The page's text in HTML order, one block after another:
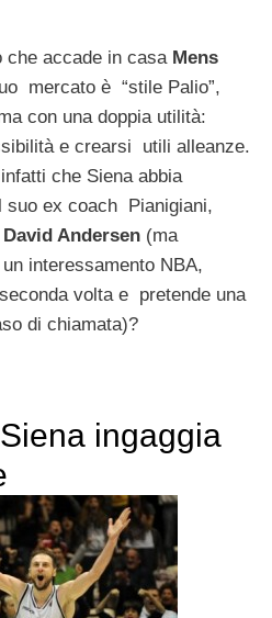
che accade in casa Mens
mercato è “stile Palio”,
con una doppia utilità:
e crearsi utili alleanze.
che Siena abbia
suo ex coach Pianigiani,
David Andersen (ma
interessamento NBA,
volta e pretende una
di chiamata)?
ingaggia